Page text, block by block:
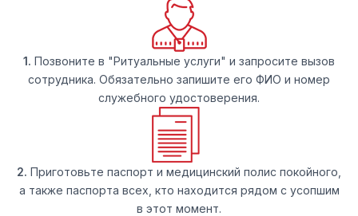
1. Позвоните в "Ритуальные услуги" и запросите вызов
сотрудника. Обязательно запишите его ФИО и номер
служебного удостоверения.
2. Приготовьте паспорт и медицинский полис покойного,
а также паспорта всех, кто находится рядом с усопшим
в этот момент.